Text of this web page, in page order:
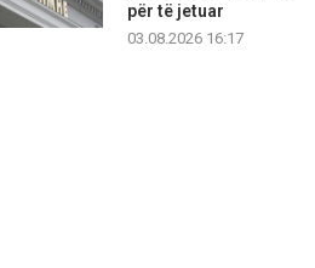
për të jetuar
03.08.2026 16:17